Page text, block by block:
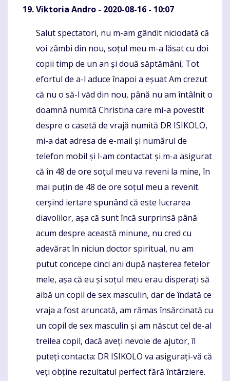
Viktoria Andro - 2020-08-16 - 10:07
Komentaras
Salut spectatori, nu m-am gândit niciodată că
voi zâmbi din nou, soțul meu m-a lăsat cu doi
copii timp de un an și două săptămâni, Tot
efortul de a-l aduce înapoi a eșuat Am crezut
că nu o să-l văd din nou, până nu am întâlnit o
doamnă numită Christina care mi-a povestit
despre o casetă de vrajă numită DR ISIKOLO,
mi-a dat adresa de e-mail și numărul de
telefon mobil și l-am contactat și m-a asigurat
că în 48 de ore soțul meu va reveni la mine, în
mai puțin de 48 de ore soțul meu a revenit.
cerșind iertare spunând că este lucrarea
diavolilor, așa că sunt încă surprinsă până
acum despre această minune, nu cred cu
adevărat în niciun doctor spiritual, nu am
putut concepe cinci ani după nașterea fetelor
mele, așa că eu și soțul meu erau disperați să
aibă un copil de sex masculin, dar de îndată ce
vraja a fost aruncată, am rămas însărcinată cu
un copil de sex masculin și am născut cel de-al
treilea copil, dacă aveți nevoie de ajutor, îl
puteți contacta: DR ISIKOLO va asigurați-vă că
veți obține rezultatul perfect fără întârziere.